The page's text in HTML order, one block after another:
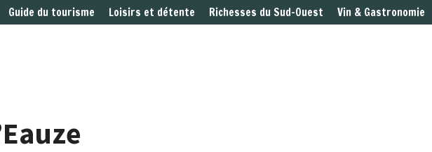
Guide du tourisme Loisirs et détente Richesses du Sud-Ouest Vin & Gastronomie